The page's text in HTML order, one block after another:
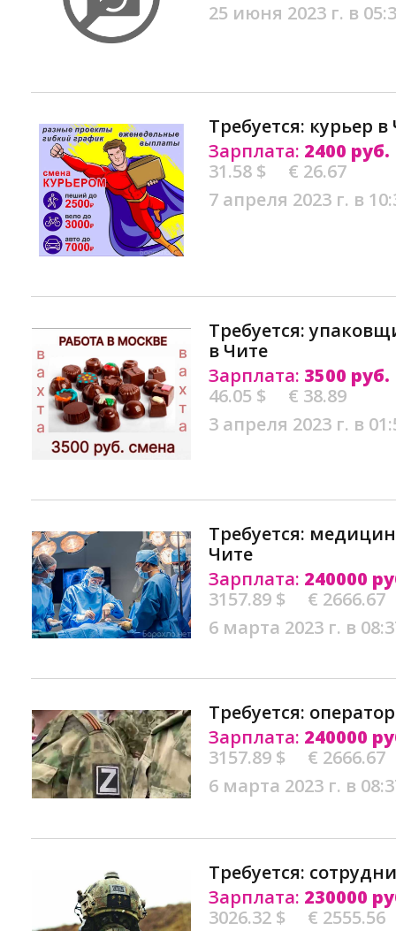
25 июня 2023 г. в
Требуется: курьер в
Зарплата: 2400 руб.
31.58 $
€ 26.67
7 апреля 2023 г. в
Требуется:
в Чите
Зарплата: 3500 руб.
46.05 $
€ 38.89
3 апреля 2023 г. в
Требуется:
Чите
Зарплата: 240000
3157.89 $
€ 2666.67
6 марта 2023 г. в
Требуется:
Зарплата: 240000
3157.89 $
€ 2666.67
6 марта 2023 г. в
Требуется:
Зарплата: 230000
3026.32 $
€ 2555.56